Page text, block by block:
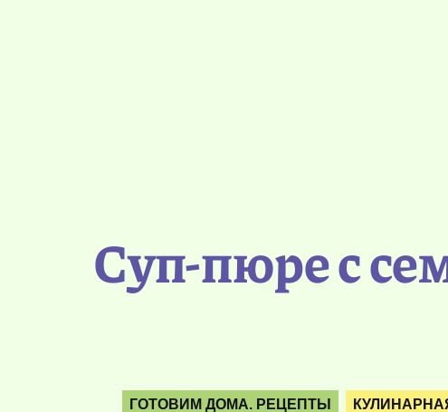
Суп-пюре с
ГОТОВИМ ДОМА. РЕЦЕПТЫ